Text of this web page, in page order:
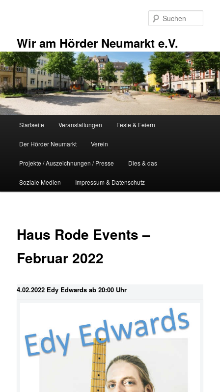
Wir am Hörder Neumarkt e.V.
Startseite Veranstaltungen Feste & Feiern
Der Hörder Neumarkt Verein
Projekte / Auszeichnungen / Presse Dies & das
Soziale Medien Impressum & Datenschutz
Haus Rode Events –
Februar 2022
4.02.2022 Edy Edwards ab 20:00 Uhr